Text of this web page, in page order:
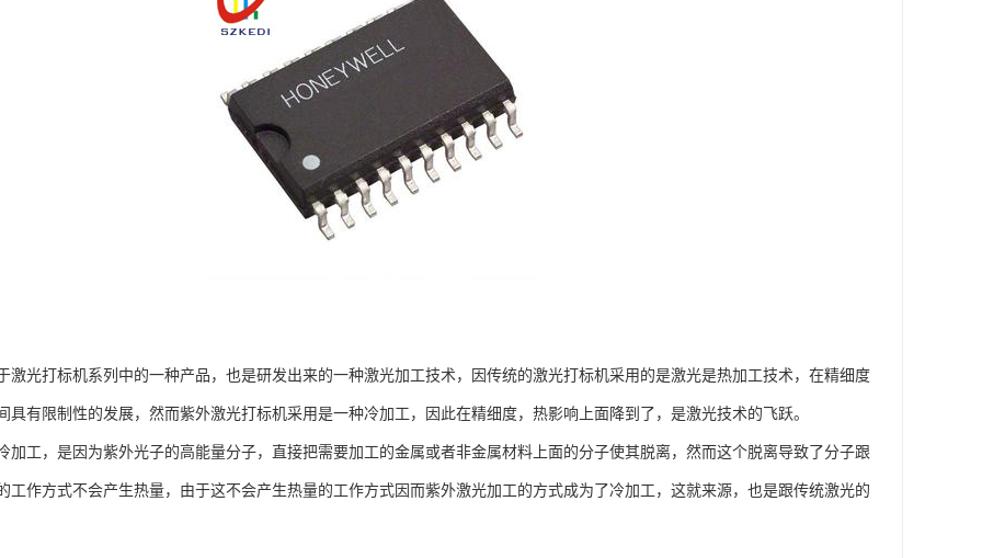
激光打标机系列中的一种产品，也是研发出来的一种激光加工技术，因传统的激光打标机采用的是激光是热加工技术，在精细度
具有限制性的发展，然而紫外激光打标机采用是一种冷加工，因此在精细度，热影响上面降到了，是激光技术的飞跃。
加工，是因为紫外光子的高能量分子，直接把需要加工的金属或者非金属材料上面的分子使其脱离，然而这个脱离导致了分子跟
工作方式不会产生热量，由于这不会产生热量的工作方式因而紫外激光加工的方式成为了冷加工，这就来源，也是跟传统激光的